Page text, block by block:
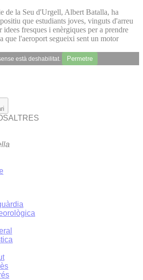
de la Seu d'Urgell, Albert Batalla, ha
que estudiants joves, vinguts d'arreu
fresques i enèrgiques per a prendre
que l'aeroport segueixi sent un motor
està deshabilitat. Permetre